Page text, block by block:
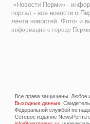
«Новости Перми» -
портал - все новости о
лента новостей. Фото- и
информации о городе
Все права защищены. Любое
Выходные данные:
Федеральной службой по
Сетевое издание